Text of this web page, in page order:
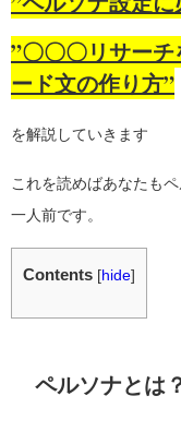
”〇〇〇リサー
ード文の作り方”
を解説していきます
これを読めばあなたも
一人前です。
Contents [hide]
ペルソナとは